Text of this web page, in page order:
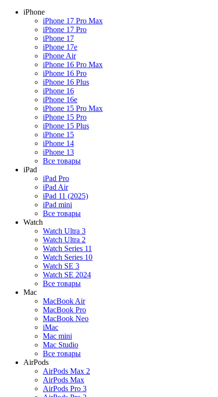
iPhone
iPhone 17 Pro Max
iPhone 17 Pro
iPhone 17
iPhone 17e
iPhone Air
iPhone 16 Pro Max
iPhone 16 Pro
iPhone 16 Plus
iPhone 16
iPhone 16e
iPhone 15 Pro Max
iPhone 15 Pro
iPhone 15 Plus
iPhone 15
iPhone 14
iPhone 13
Все товары
iPad
iPad Pro
iPad Air
iPad 11 (2025)
iPad mini
Все товары
Watch
Watch Ultra 3
Watch Ultra 2
Watch Series 11
Watch Series 10
Watch SE 3
Watch SE 2024
Все товары
Mac
MacBook Air
MacBook Pro
MacBook Neo
iMac
Mac mini
Mac Studio
Все товары
AirPods
AirPods Max 2
AirPods Max
AirPods Pro 3